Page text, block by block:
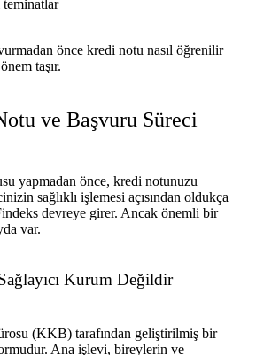
önce kredi notu nasıl öğrenilir
taşır.
ve Başvuru Süreci
yapmadan önce, kredi notunuzu
sağlıklı işlemesi açısından oldukça
devreye girer. Ancak önemli bir
var.
Kurum Değildir
(KKB) tarafından geliştirilmiş bir
Ana işlevi, bireylerin ve